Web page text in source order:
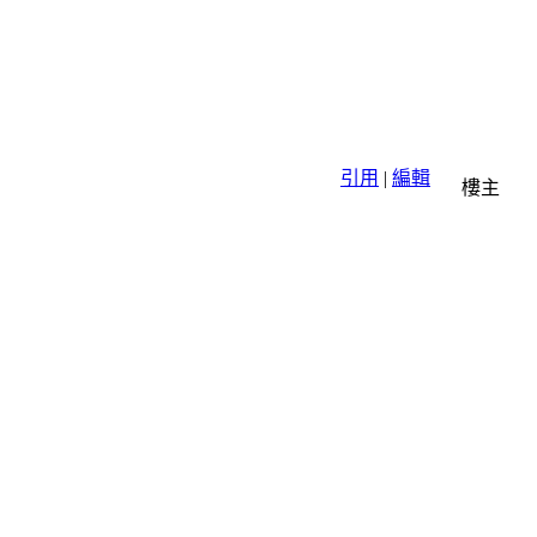
引用 | 編輯 樓主